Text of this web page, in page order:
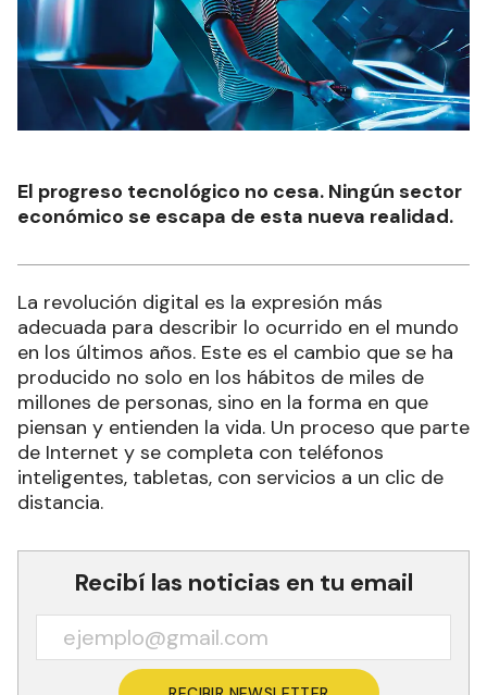
El progreso tecnológico no cesa. Ningún sector
económico se escapa de esta nueva realidad.
La revolución digital es la expresión más
adecuada para describir lo ocurrido en el mundo
en los últimos años. Este es el cambio que se ha
producido no solo en los hábitos de miles de
millones de personas, sino en la forma en que
piensan y entienden la vida. Un proceso que parte
de Internet y se completa con teléfonos
inteligentes, tabletas, con servicios a un clic de
distancia.
Recibí las noticias en tu email